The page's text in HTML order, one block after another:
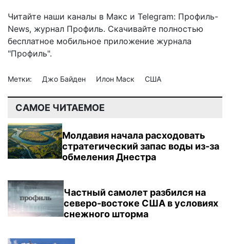
Читайте наши каналы в Макс и Telegram: Профиль-
News, журнал Профиль. Скачивайте полностью
бесплатное мобильное приложение журнала
"Профиль".
Метки: Джо Байден Илон Маск США
САМОЕ ЧИТАЕМОЕ
Молдавия начала расходовать
стратегический запас воды из-за
обмеления Днестра
Частный самолет разбился на
северо-востоке США в условиях
снежного шторма